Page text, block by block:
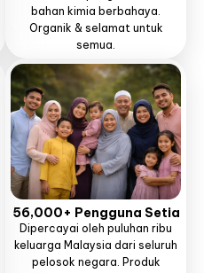
bahan kimia berbahaya.
Organik & selamat untuk
semua.
56,000+ Pengguna Setia
Dipercayai oleh puluhan ribu
keluarga Malaysia dari seluruh
pelosok negara. Produk